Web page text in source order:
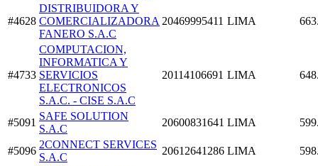
#4628
DISTRIBUIDORA Y
COMERCIALIZADORA
FANERO S.A.C
20469995411 LIMA
#4733
COMPUTACION,
INFORMATICA Y
SERVICIOS
ELECTRONICOS
S.A.C. - CISE S.A.C
20114106691 LIMA
#5091
SAFE SOLUTION
S.A.C
20600831641 LIMA
#5096
2CONNECT SERVICES
S.A.C
20612641286 LIMA